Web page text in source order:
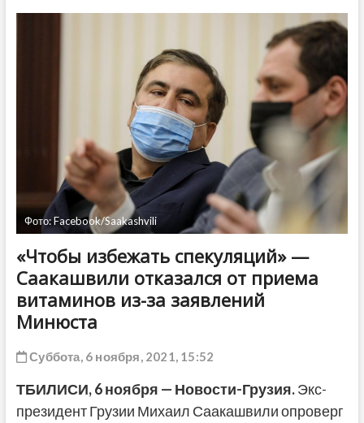
t
o
Фото: Facebook/Saakashvili
«Чтобы избежать спекуляций» —
Саакашвили отказался от приема
витаминов из-за заявлений
Минюста
Суббота, 6 ноября, 2021, 15:52
ТБИЛИСИ, 6 ноября — Новости-Грузия.Экс-
президент Грузии Михаил Саакашвили опроверг